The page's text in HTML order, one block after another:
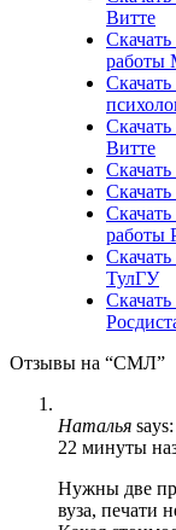
Витте
Скачать
Скачать
Витте
Скачать
ТулГУ
Отзывы на “СМЛ”
Наталья says:
22 минуты
Нужны две
вуза, печати